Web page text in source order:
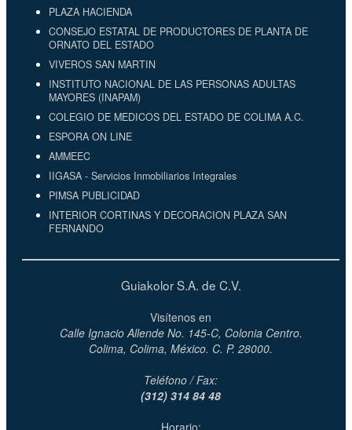
PLAZA HACIENDA
CONSEJO ESTATAL DE PRODUCTORES DE PLANTA DE
ORNATO DEL ESTADO
VIVEROS SAN MARTIN
INSTITUTO NACIONAL DE LAS PERSONAS ADULTAS
MAYORES (INAPAM)
COLEGIO DE MEDICOS DEL ESTADO DE COLIMA A.C.
ESPORA ON LINE
AMMEEC
IIGASA - Servicios Inmobiliarios Integrales
PIMSA PUBLICIDAD
INTERIOR CORTINAS Y DECORACION PLAZA SAN
FERNANDO
Guiakolor S.A. de C.V.
Visítenos en
Calle Ignacio Allende No. 145-C, Colonia Centro.
Colima, Colima, México. C. P. 28000.
Teléfono / Fax:
(312) 314 84 48